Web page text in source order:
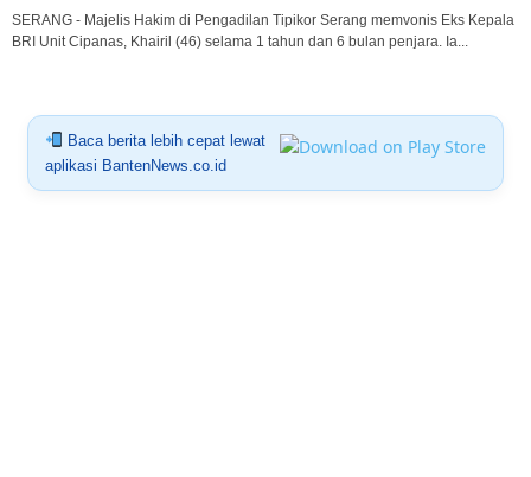
SERANG - Majelis Hakim di Pengadilan Tipikor Serang memvonis Eks Kepala
BRI Unit Cipanas, Khairil (46) selama 1 tahun dan 6 bulan penjara. Ia...
Baca berita lebih cepat lewat
aplikasi BantenNews.co.id